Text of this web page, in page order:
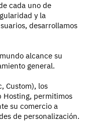
cada uno de
y la
desarrollamos
alcance su
general.
Custom), los
Hosting, permitimos
su comercio a
de personalización.